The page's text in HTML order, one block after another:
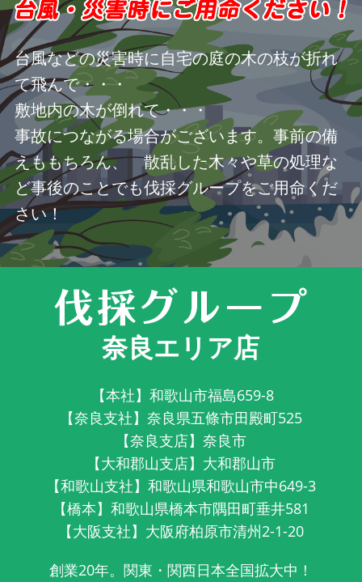
台風などの災害時に自宅の庭の木の枝が折れ
て飛んで・・・
敷地内の木が倒れて・・・
事故につながる場合がございます。事前の備
えももちろん、 散乱した木々や草の処理な
ど事後のことでも伐採グループをご用命くだ
さい！
奈良エリア店
【本社】和歌山市福島659-8
【奈良支社】奈良県五條市田殿町525
【奈良支店】奈良市
【大和郡山支店】大和郡山市
【和歌山支社】和歌山県和歌山市中649-3
【橋本】和歌山県橋本市隅田町垂井581
【大阪支社】大阪府柏原市清州2-1-20
創業20年。関東・関西日本全国拡大中！